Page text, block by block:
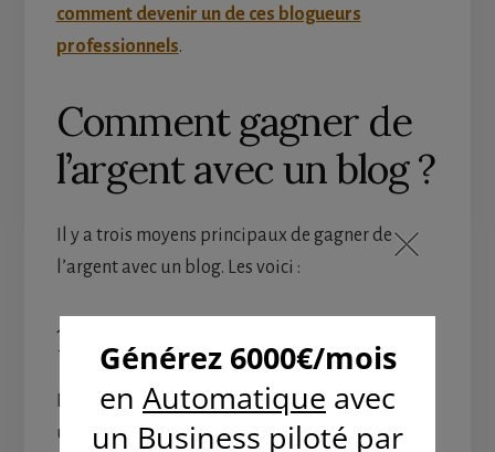
comment devenir un de ces blogueurs
professionnels.
Comment gagner de
l’argent avec un blog ?
Il y a trois moyens principaux de gagner de
l’argent avec un blog. Les voici :
1 – La publicité :
La publicité est l’une des méthodes les plus
utilisées pour rentabiliser un blog. Cependant,